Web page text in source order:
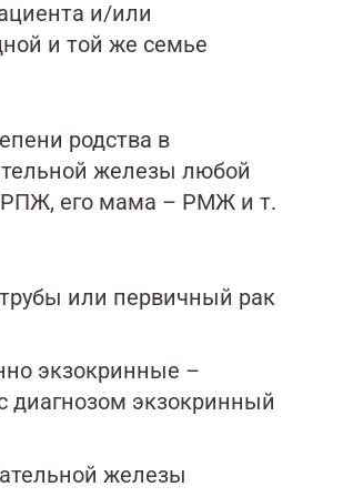
и/или
и той же семье
родства в
железы любой
его мама – РМЖ и т.
или первичный рак
экзокринные –
диагнозом экзокринный
железы